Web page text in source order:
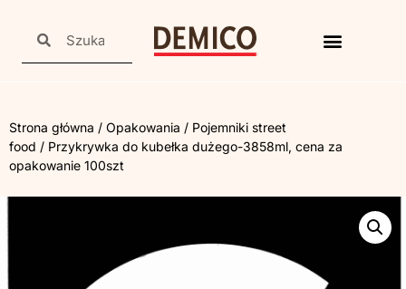
Strona główna / Opakowania / Pojemniki street
food / Przykrywka do kubełka dużego-3858ml, cena za
opakowanie 100szt